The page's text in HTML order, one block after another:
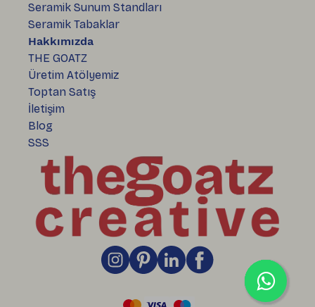
Seramik Sunum Standları
Seramik Tabaklar
Hakkımızda
THE GOATZ
Üretim Atölyemiz
Toptan Satış
İletişim
Blog
SSS